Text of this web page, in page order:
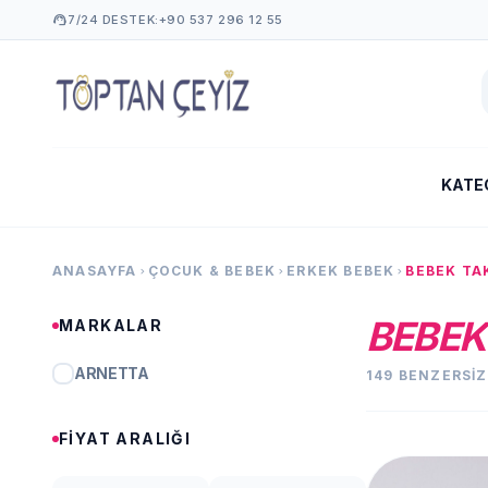
support_agent7/24 DESTEK:+90 537 296 12 55
ANASAYFA chevron_right ÇOCUK & BEBEK chevron_right ERKEK BEBEK chevron_right BEBEK
MARKALAR
ARNETTA
FIYAT ARALIĞI
149